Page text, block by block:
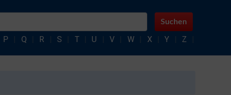
Suchen
P Q R S T U V W X Y Z